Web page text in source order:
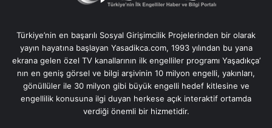
Türkiye’nin en başarılı Sosyal Girişimcilik Projelerinden bir olarak
yayın hayatına başlayan Yasadikca.com, 1993 yılından bu yana
ekrana gelen özel TV kanallarının ilk engelliler programı Yaşadıkça’
nın en geniş görsel ve bilgi arşivinin 10 milyon engelli, yakınları,
gönüllüler ile 30 milyon gibi büyük engelli hedef kitlesine ve
engellilik konusuna ilgi duyan herkese açık interaktif ortamda
verdiği önemli bir hizmetidir.